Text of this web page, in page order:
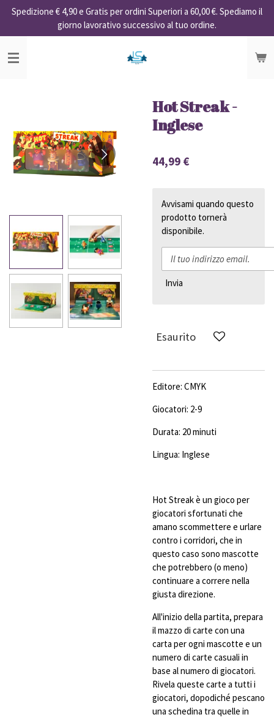
Vai
contenuto
principale
Spedizione € 4,90 e Gratis per ordini Superiori a 60,00 €. Spediamo il
giorno lavorativo successivo al tuo ordine.
Hot Streak -
Inglese
44,99 €
Avvisami quando questo
prodotto tornerà
disponibile.
Invia
Esaurito
Editore: CMYK
Giocatori: 2-9
Durata: 20 minuti
Lingua: Inglese
Hot Streak è un gioco per
giocatori sfortunati che
amano scommettere e urlare
contro i corridori, che in
questo caso sono mascotte
che potrebbero (o meno)
continuare a correre nella
giusta direzione.
All'inizio della partita, prepara
il mazzo di carte con una
carta per ogni mascotte e un
numero di carte casuali in
base al numero di giocatori.
Rivela queste carte a tutti i
giocatori, dopodiché pescano
una schedina tra quelle in